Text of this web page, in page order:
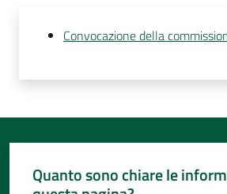
Convocazione della
Quanto sono chiare le